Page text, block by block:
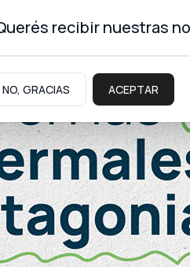
Educación
recibir nuestras
NO, GRACIAS ACEPTAR